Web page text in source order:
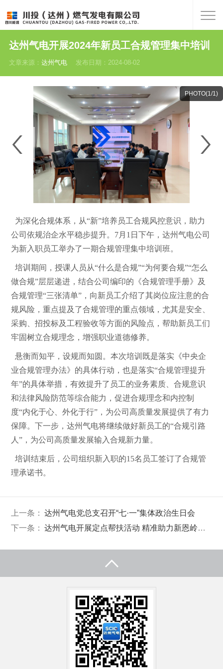
达州气电开展2024年新员工合规管理集中培训
文章来源： 达州气电 发布日期：2024-08-02
PHOTO(1/1)
为深化合规体系，从“新”培养员工合规风控意识，助力
公司依规治企水平稳步提升。 7月1日下午，达州气电公司
为新入职员工举办了一期合规管理集中培训班。
培训期间，授课人员从“什么是合规”“为何要合规”“怎么
做合规”层层递进，结合公司编印的《合规管理手册》及
合规管理“三张清单”，向新员工介绍了其岗位应注意的合
规风险，重点提及了合规管理的重点领域，尤其是安全、
采购、招投标及工程验收等方面的风险点，帮助新员工们
牢固树立合规理念，增强职业道德修养。
悬衡而知平，设规而知圆。本次培训既是落实 《中央企
业合规管理办法》 的具体行动，也是落实“合规管理提升
年”的具体举措，有效提升了员工的业务素质、合规意识
和法律风险防范等综合能力，促进合规理念和内控制
度“内化于心、外化于行”，为公司高质量发展提供了有力
保障。下一步，达州气电将继续做好新员工的“合规引路
人”，为公司高质量发展输入合规新力量。
培训结束后，公司组织新入职的15名员工签订了合规管
理承诺书。
上一条：
达州气电党总支召开“七·一”集体政治生日会
下一条：
达州气电开展定点帮扶活动 精准助力新恩岭村发展